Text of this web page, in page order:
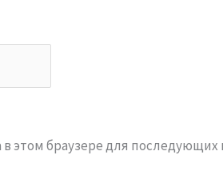
этом браузере для последующих